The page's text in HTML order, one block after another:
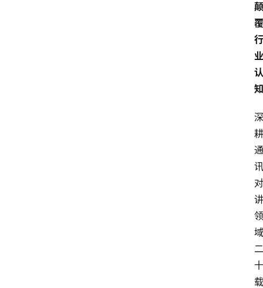
颠
覆
行
业
认
知
深
耕
通
讯
对
讲
领
域
二
十
载